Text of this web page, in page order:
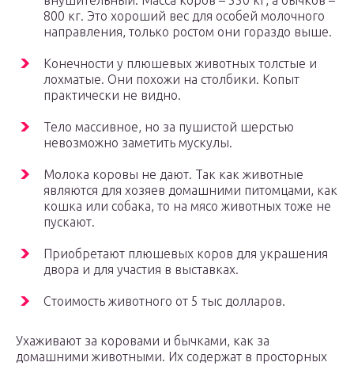
800 кг. Это хороший вес для особей молочного
направления, только ростом они гораздо выше.
Конечности у плюшевых животных толстые и
лохматые. Они похожи на столбики. Копыт
практически не видно.
Тело массивное, но за пушистой шерстью
невозможно заметить мускулы.
Молока коровы не дают. Так как животные
являются для хозяев домашними питомцами, как
кошка или собака, то на мясо животных тоже не
пускают.
Приобретают плюшевых коров для украшения
двора и для участия в выставках.
Стоимость животного от 5 тыс долларов.
Ухаживают за коровами и бычками, как за
домашними животными. Их содержат в просторных